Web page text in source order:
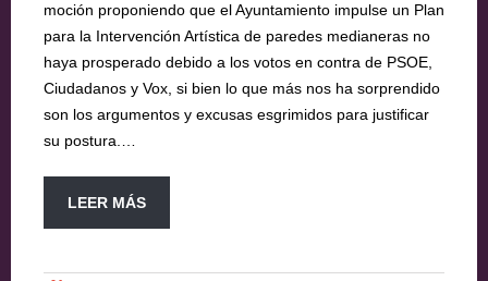
moción proponiendo que el Ayuntamiento impulse un Plan
para la Intervención Artística de paredes medianeras no
haya prosperado debido a los votos en contra de PSOE,
Ciudadanos y Vox, si bien lo que más nos ha sorprendido
son los argumentos y excusas esgrimidos para justificar
su postura.…
LEER MÁS